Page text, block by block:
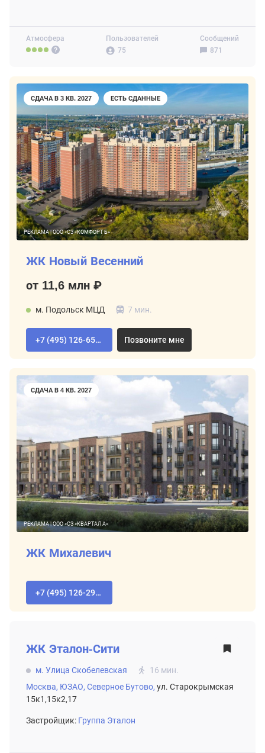
Атмосфера
Пользователей
75
Сообщений
871
СДАЧА В 3 КВ. 2027 ЕСТЬ СДАННЫЕ
РЕКЛАМА | ООО «СЗ «КОМФОРТ Б»
ЖК Новый Весенний
от 11,6 млн ₽
м. Подольск МЦД 7 мин.
+7 (495) 126-65-04 Позвоните мне
СДАЧА В 4 КВ. 2027
РЕКЛАМА | ООО «СЗ «КВАРТАЛ А»
ЖК Михалевич
+7 (495) 126-29-78
ЖК Эталон-Сити
м. Улица Скобелевская
16 мин.
Москва, ЮЗАО, Северное Бутово, ул. Старокрымская
15к1,15к2,17
Застройщик: Группа Эталон